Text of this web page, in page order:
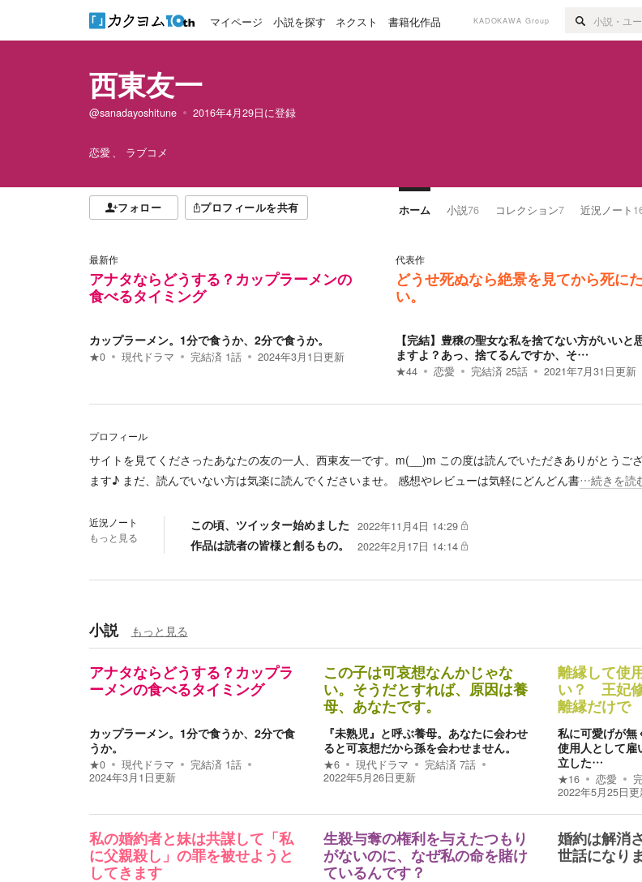
マイページ 小説を探す ネクスト 書籍化作品 KADOKAWA Group
西東友一
@sanadayoshitune 2016年4月29日に登録
恋愛 ラブコメ
フォロー プロフィールを共有 ホーム 小説76 コレクション7 近況ノート
最新作
アナタならどうする？カップラーメンの
食べるタイミング
カップラーメン。1分で食うか、2分で食うか。
★0 現代ドラマ 完結済 1話 2024年3月1日更新
代表作
どうせ死ぬなら絶景を見てから死にた
い。
【完結】豊穣の聖女な私を捨てない方がいいと
ますよ？あっ、捨てるんですか、そ…
★44 恋愛 完結済 25話 2021年7月31日更新
プロフィール
サイトを見てくださったあなたの友の一人、西東友一です。m(__)m この度は読んでいただきありがとうご
ます♪ まだ、読んでいない方は気楽に読んでくださいませ。 感想やレビューは気軽にどんどん書…続きを読
近況ノート
もっと見る
この頃、ツイッター始めました 2022年11月4日 14:29
作品は読者の皆様と創るもの。 2022年2月17日 14:14
小説 もっと見る
アナタならどうする？カップラ
ーメンの食べるタイミング
カップラーメン。1分で食うか、2分で食
うか。
★0 現代ドラマ 完結済 1話
2024年3月1日更新
この子は可哀想なんかじゃな
い。そうだとすれば、原因は養
母、あなたです。
『未熟児』と呼ぶ養母。あなたに会わせ
ると可哀想だから孫を会わせません。
★6 現代ドラマ 完結済 7話
2022年5月26日更新
離縁して使
い？ 王妃
離縁だけで
私に可愛げが無
使用人として
立した…
★16 恋愛
2022年5月25日更
私の婚約者と妹は共謀して「私
に父親殺し」の罪を被せようと
してきます
生殺与奪の権利を与えたつもり
がないのに、なぜ私の命を賭け
ているんです？
婚約は解消
世話になり